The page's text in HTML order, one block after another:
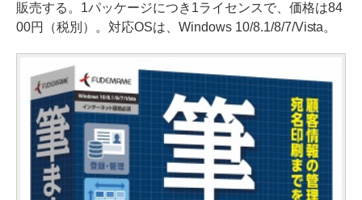
販売する。1パッケージにつき1ライセンスで、価格は84
00円（税別）。対応OSは、Windows 10/8.1/8/7/Vista。